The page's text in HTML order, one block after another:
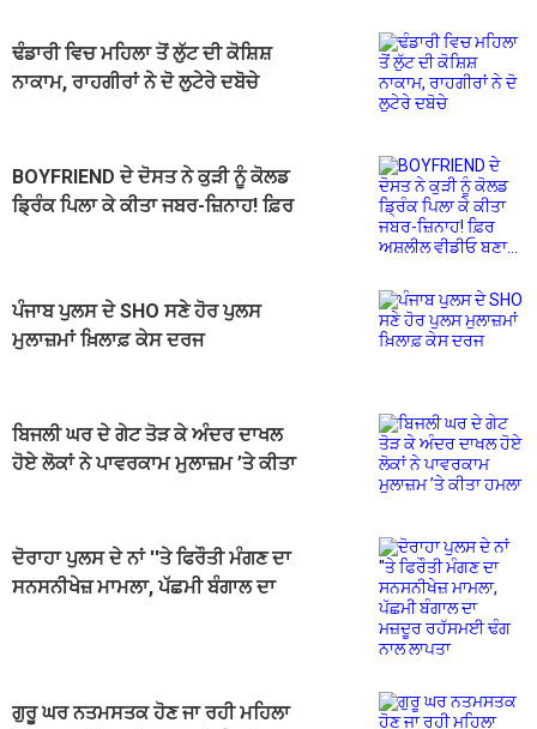
ਢੰਡਾਰੀ ਵਿਚ ਮਹਿਲਾ ਤੋਂ ਲੁੱਟ ਦੀ ਕੋਸ਼ਿਸ਼
ਨਾਕਾਮ, ਰਾਹਗੀਰਾਂ ਨੇ ਦੋ ਲੁਟੇਰੇ ਦਬੋਚੇ
BOYFRIEND ਦੇ ਦੋਸਤ ਨੇ ਕੁੜੀ ਨੂੰ ਕੋਲਡ
ਡ੍ਰਿੰਕ ਪਿਲਾ ਕੇ ਕੀਤਾ ਜਬਰ-ਜ਼ਿਨਾਹ! ਫ਼ਿਰ
ਪੰਜਾਬ ਪੁਲਸ ਦੇ SHO ਸਣੇ ਹੋਰ ਪੁਲਸ
ਮੁਲਾਜ਼ਮਾਂ ਖ਼ਿਲਾਫ਼ ਕੇਸ ਦਰਜ
ਬਿਜਲੀ ਘਰ ਦੇ ਗੇਟ ਤੋੜ ਕੇ ਅੰਦਰ ਦਾਖਲ
ਹੋਏ ਲੋਕਾਂ ਨੇ ਪਾਵਰਕਾਮ ਮੁਲਾਜ਼ਮ ’ਤੇ ਕੀਤਾ
ਦੋਰਾਹਾ ਪੁਲਸ ਦੇ ਨਾਂ ''ਤੇ ਫਿਰੌਤੀ ਮੰਗਣ ਦਾ
ਸਨਸਨੀਖੇਜ਼ ਮਾਮਲਾ, ਪੱਛਮੀ ਬੰਗਾਲ ਦਾ
ਗੁਰੂ ਘਰ ਨਤਮਸਤਕ ਹੋਣ ਜਾ ਰਹੀ ਮਹਿਲਾ